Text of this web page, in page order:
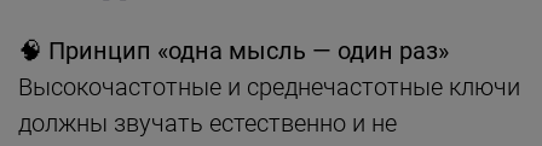
🧠 Принцип «одна мысль — один раз»
Высокочастотные и среднечастотные ключи
должны звучать естественно и не